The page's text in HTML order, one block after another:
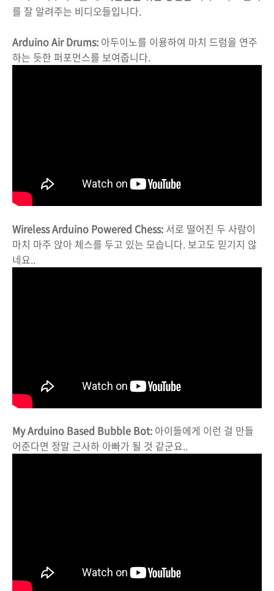
를 잘 알려주는 비디오들입니다.
Arduino Air Drums: 아두이노를 이용하여 마치 드럼을 연주
하는 듯한 퍼포먼스를 보여줍니다.
Wireless Arduino Powered Chess: 서로 떨어진 두 사람이
마치 마주 앉아 체스를 두고 있는 모습니다. 보고도 믿기지 않
네요..
My Arduino Based Bubble Bot: 아이들에게 이런 걸 만들
어준다면 정말 근사하 아빠가 될 것 같군요..